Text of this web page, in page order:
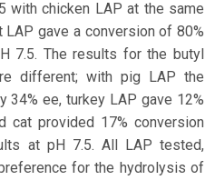
with chicken LAP at the same
LAP gave a conversion of 80%
7.5. The results for the butyl
different; with pig LAP the
34% ee, turkey LAP gave 12%
cat provided 17% conversion
at pH 7.5. All LAP tested,
for the hydrolysis of